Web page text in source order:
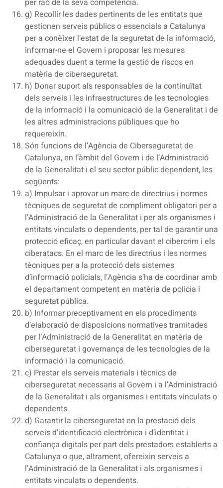
g) Recollir les dades pertinents de les entitats que
gestionen serveis públics o essencials a Catalunya
per a conèixer l’estat de la seguretat de la informació,
informar-ne el Govern i proposar les mesures
adequades duent a terme la gestió de riscos en
matèria de ciberseguretat.
h) Donar suport als responsables de la continuïtat
dels serveis i les infraestructures de les tecnologies
de la informació i la comunicació de la Generalitat i de
les altres administracions públiques que ho
requereixin.
Són funcions de l’Agència de Ciberseguretat de
Catalunya, en l’àmbit del Govern i de l’Administració
de la Generalitat i el seu sector públic dependent, les
següents:
a) Impulsar i aprovar un marc de directrius i normes
tècniques de seguretat de compliment obligatori per a
l’Administració de la Generalitat i per als organismes i
entitats vinculats o dependents, per tal de garantir una
protecció eficaç, en particular davant el cibercrim i els
ciberatacs. En el marc de les directrius i les normes
tècniques per a la protecció dels sistemes
d’informació policials, l’Agència s’ha de coordinar amb
el departament competent en matèria de policia i
seguretat pública.
b) Informar preceptivament en els procediments
d’elaboració de disposicions normatives tramitades
per l’Administració de la Generalitat en matèria de
ciberseguretat i governança de les tecnologies de la
informació i la comunicació.
c) Prestar els serveis materials i tècnics de
ciberseguretat necessaris al Govern i a l’Administració
de la Generalitat i als organismes i entitats vinculats o
dependents.
d) Garantir la ciberseguretat en la prestació dels
serveis d’identificació electrònica i d’identitat i
confiança digitals per part dels prestadors establerts a
Catalunya o que, altrament, ofereixin serveis a
l’Administració de la Generalitat i als organismes i
entitats vinculats o dependents.